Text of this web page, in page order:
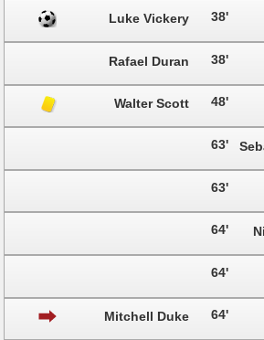
38'
Luke Vickery
38'
Rafael Duran
48'
Walter Scott
63'
63'
64'
64'
64'
Mitchell Duke